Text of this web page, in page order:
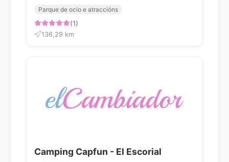
Parque de ocio e atraccións
(1)
136,29 km
Camping Capfun - El Escorial